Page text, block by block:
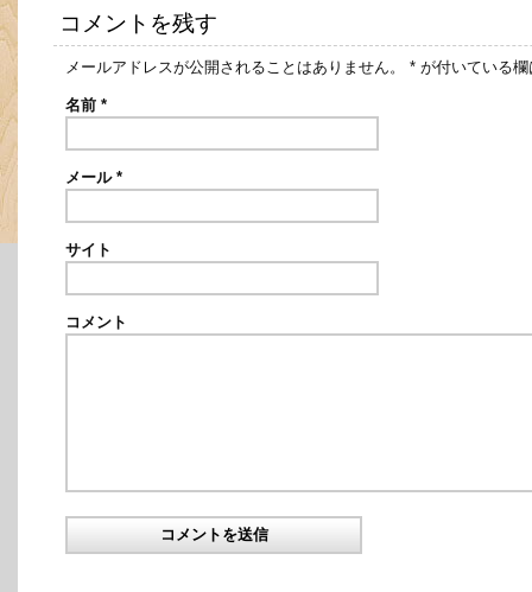
コメントを残す
メールアドレスが公開されることはありません。 * が付いている
名前 *
メール *
サイト
コメント